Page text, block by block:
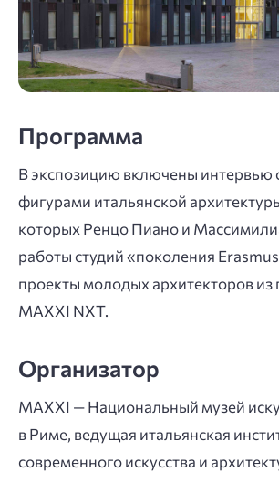
Программа
В экспозицию включены интервью
фигурами итальянской
которых Ренцо Пиано и
работы студий «поколения
проекты молодых архитекторов
MAXXI NXT.
Организатор
MAXXI — Национальный музей
в Риме, ведущая итальянская
современного искусства и